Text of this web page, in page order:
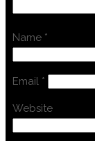
Name *
Email *
Website